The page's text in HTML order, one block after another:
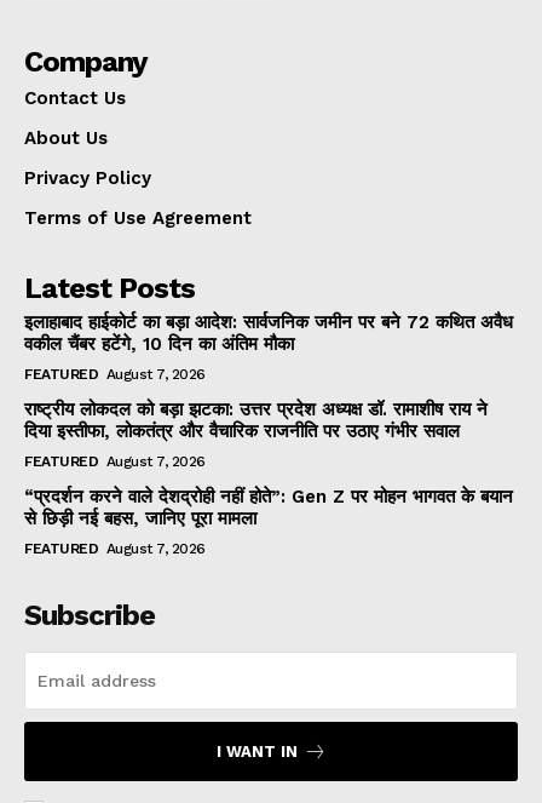
Company
Contact Us
About Us
Privacy Policy
Terms of Use Agreement
Latest Posts
इलाहाबाद हाईकोर्ट का बड़ा आदेश: सार्वजनिक जमीन पर बने 72 कथित अवैध
वकील चैंबर हटेंगे, 10 दिन का अंतिम मौका
FEATURED August 7, 2026
राष्ट्रीय लोकदल को बड़ा झटका: उत्तर प्रदेश अध्यक्ष डॉ. रामाशीष राय ने
दिया इस्तीफा, लोकतंत्र और वैचारिक राजनीति पर उठाए गंभीर सवाल
FEATURED August 7, 2026
“प्रदर्शन करने वाले देशद्रोही नहीं होते”: Gen Z पर मोहन भागवत के बयान
से छिड़ी नई बहस, जानिए पूरा मामला
FEATURED August 7, 2026
Subscribe
I WANT IN